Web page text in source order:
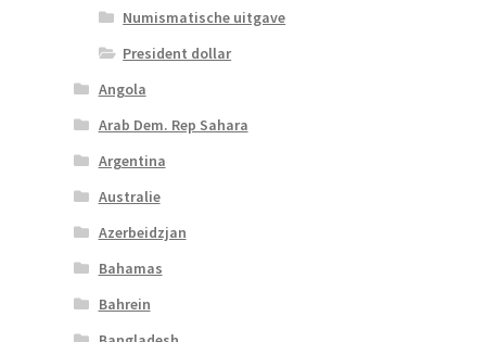
Numismatische uitgave
President dollar
Angola
Arab Dem. Rep Sahara
Argentina
Australie
Azerbeidzjan
Bahamas
Bahrein